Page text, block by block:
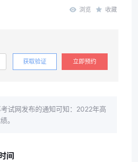
浏览 收藏
获取验证 立即预约
试网发布的通知可知：2022年高
。
间